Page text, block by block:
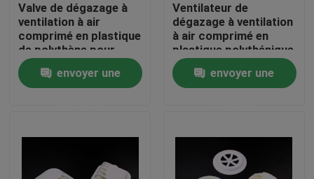
À la maison
Vidéos
Valve de dégazage à
ventilation à air
comprimé en plastique
de polythène pour
emballer des grains de
café avec filtre
envoyer une
Ventilateur de
dégazage à ventilation
à air comprimé en
plastique polythénique
pour emballer les
grains de café
envoyer une